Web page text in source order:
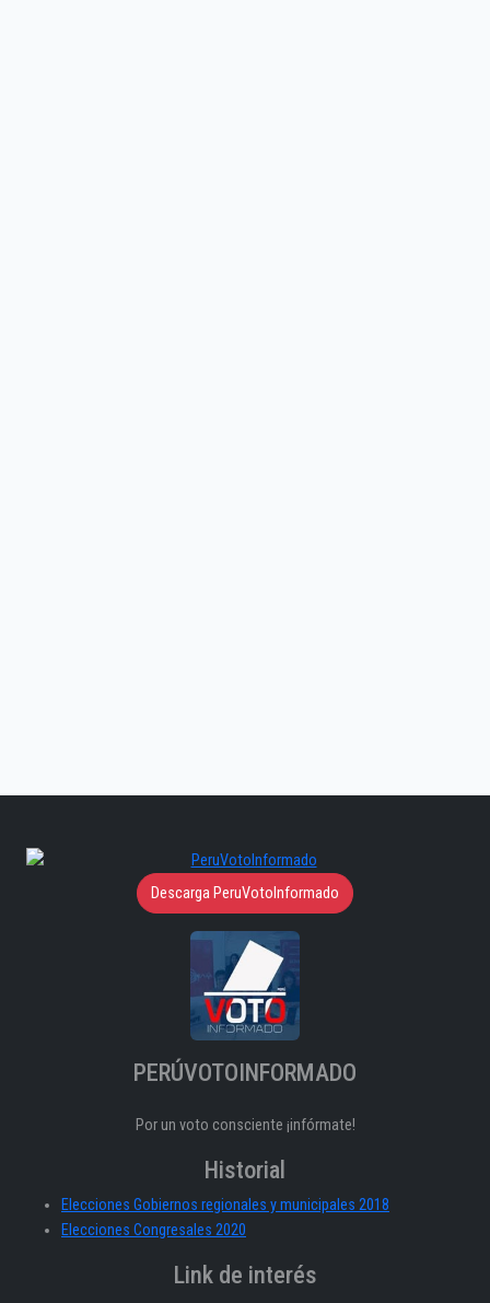
Descarga PeruVotoInformado
PERÚVOTOINFORMADO
Por un voto consciente ¡infórmate!
Historial
Elecciones Gobiernos regionales y municipales 2018
Elecciones Congresales 2020
Link de interés